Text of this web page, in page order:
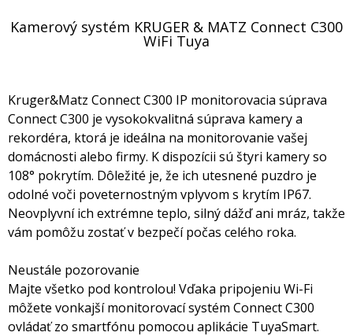
Kamerový systém KRUGER & MATZ Connect C300
WiFi Tuya
Kruger&Matz Connect C300 IP monitorovacia súprava
Connect C300 je vysokokvalitná súprava kamery a
rekordéra, ktorá je ideálna na monitorovanie vašej
domácnosti alebo firmy. K dispozícii sú štyri kamery so
108° pokrytím. Dôležité je, že ich utesnené puzdro je
odolné voči poveternostným vplyvom s krytím IP67.
Neovplyvní ich extrémne teplo, silný dážď ani mráz, takže
vám pomôžu zostať v bezpečí počas celého roka.
Neustále pozorovanie
Majte všetko pod kontrolou! Vďaka pripojeniu Wi-Fi
môžete vonkajší monitorovací systém Connect C300
ovládať zo smartfónu pomocou aplikácie TuyaSmart.